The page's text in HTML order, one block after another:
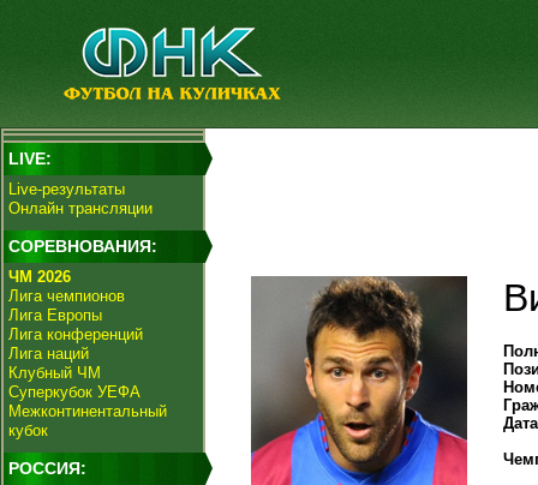
LIVE:
Live-результаты
Онлайн трансляции
СОРЕВНОВАНИЯ:
ЧМ 2026
Лига чемпионов
Лига Европы
Лига конференций
Лига наций
Клубный ЧМ
Суперкубок УЕФА
Межконтинентальный
кубок
РОССИЯ: